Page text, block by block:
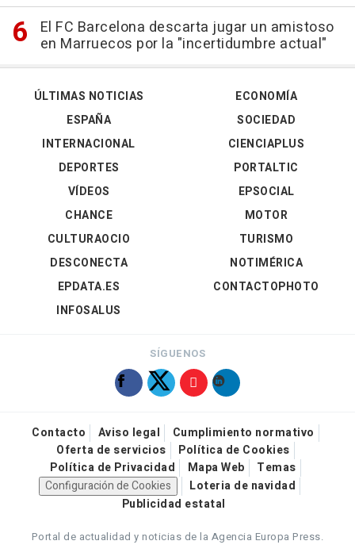
El FC Barcelona descarta jugar un amistoso
en Marruecos por la "incertidumbre actual"
ÚLTIMAS NOTICIAS
ESPAÑA
INTERNACIONAL
DEPORTES
VÍDEOS
ECONOMÍA
SOCIEDAD
CIENCIAPLUS
PORTALTIC
EPSOCIAL
CHANCE
CULTURAOCIO
DESCONECTA
EPDATA.ES
INFOSALUS
MOTOR
TURISMO
NOTIMÉRICA
CONTACTOPHOTO
SÍGUENOS
Contacto Aviso legal
Cumplimiento normativo
Oferta de servicios
Política de Cookies
Política de Privacidad
Mapa Web
Temas
Configuración de Cookies
Loteria de navidad
Publicidad estatal
Portal de actualidad y noticias de la Agencia Europa Press.